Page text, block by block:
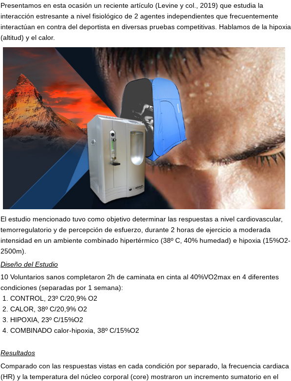
Presentamos en esta ocasión un reciente artículo (Levine y col., 2019) que estudia la
interacción estresante a nivel fisiológico de 2 agentes independientes que frecuentemente
interactúan en contra del deportista en diversas pruebas competitivas. Hablamos de la hipoxia
(altitud) y el calor.
El estudio mencionado tuvo como objetivo determinar las respuestas a nivel cardiovascular,
temorregulatorio y de percepción de esfuerzo, durante 2 horas de ejercicio a moderada
intensidad en un ambiente combinado hipertérmico (38º C, 40% humedad) e hipoxia (15%O2-
2500m).
Diseño del Estudio
10 Voluntarios sanos completaron 2h de caminata en cinta al 40%VO2max en 4 diferentes
condiciones (separadas por 1 semana):
CONTROL, 23º C/20,9% O2
CALOR, 38º C/20,9% O2
HIPOXIA, 23º C/15%O2
COMBINADO calor-hipoxia, 38º C/15%O2
Resultados
Comparado con las respuestas vistas en cada condición por separado, la frecuencia cardiaca
(HR) y la temperatura del núcleo corporal (core) mostraron un incremento sumatorio en el